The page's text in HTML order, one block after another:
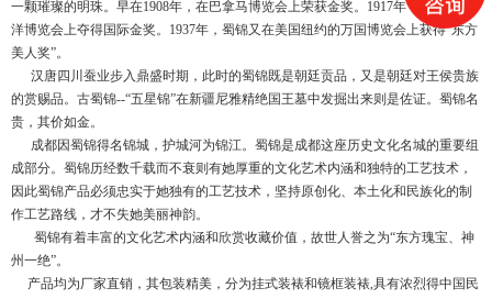
一颗璀璨的明珠。早在1908年，在巴拿马博览会上荣获金奖。 1917年，蜀锦在南
洋博览会上夺得国际金奖。 1937年，蜀锦又在美国纽约的万国博览会上获得“东方
美人奖”。
汉唐四川蚕业步入鼎盛时期，此时的蜀锦既是朝廷贡品，又是朝廷对王侯贵族
的赏赐品。古蜀锦--“五星锦”在新疆尼雅精绝国王墓中发掘出来则是佐证。蜀锦名
贵，其价如金。
成都因蜀锦得名锦城，护城河为锦江。蜀锦是成都这座历史文化名城的重要组
成部分。蜀锦历经数千载而不衰则有她厚重的文化艺术内涵和独特的工艺技术，
因此蜀锦产品必须忠实于她独有的工艺技术，坚持原创化、本土化和民族化的制
作工艺路线，才不失她美丽神韵。
蜀锦有着丰富的文化艺术内涵和欣赏收藏价值，故世人誉之为“东方瑰宝、神
州一绝”。
产品均为厂家直销，其包装精美，分为挂式装裱和镜框装裱,具有浓烈得中国民